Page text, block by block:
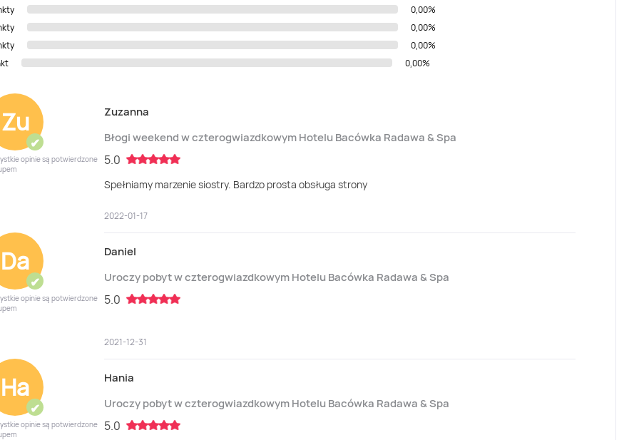
0,00%
0,00%
0,00%
0,00%
Zu
✔
opinie są potwierdzone
Zuzanna
Błogi weekend w czterogwiazdkowym Hotelu Bacówka Radawa & Spa
5.0
Spełniamy marzenie siostry. Bardzo prosta obsługa strony
2022-01-17
Da
✔
opinie są potwierdzone
Daniel
Uroczy pobyt w czterogwiazdkowym Hotelu Bacówka Radawa & Spa
5.0
2021-12-31
Ha
✔
opinie są potwierdzone
Hania
Uroczy pobyt w czterogwiazdkowym Hotelu Bacówka Radawa & Spa
5.0